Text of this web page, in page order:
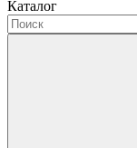
Каталог